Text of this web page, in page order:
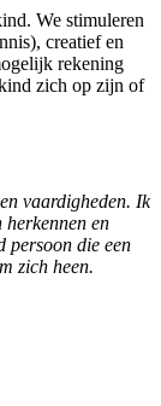
We stimuleren
creatief en
rekening
zich op zijn of
vaardigheden. Ik
en
persoon die een
zich heen.